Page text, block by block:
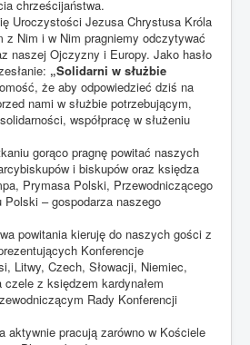
chrześcijaństwa.
Uroczystości Jezusa Chrystusa Króla
z Nim i w Nim pragniemy odczytywać
naszej Ojczyzny i Europy. Jako hasło
„Solidarni w służbie
że aby odpowiedzieć dziś na
nami w służbie potrzebującym,
współpracę w służeniu
gorąco pragnę powitać naszych
i biskupów oraz księdza
Prymasa Polski, Przewodniczącego
Polski – gospodarza naszego
powitania kieruję do naszych gości z
Konferencje
Litwy, Czech, Słowacji, Niemiec,
czele z księdzem kardynałem
Rady Konferencji
aktywnie pracują zarówno w Kościele